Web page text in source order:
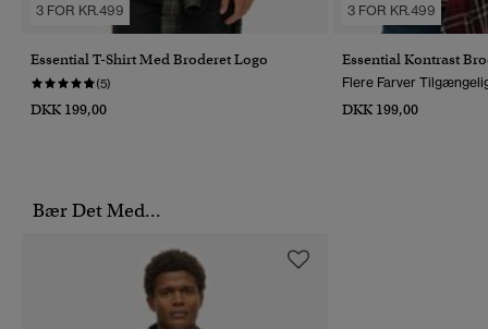
3 FOR KR.499
Essential T-Shirt Med Broderet Logo
(5)
DKK 199,00
3 FOR KR.499
Essential Kontrast
Flere Farver
DKK 199,00
Bær Det Med...